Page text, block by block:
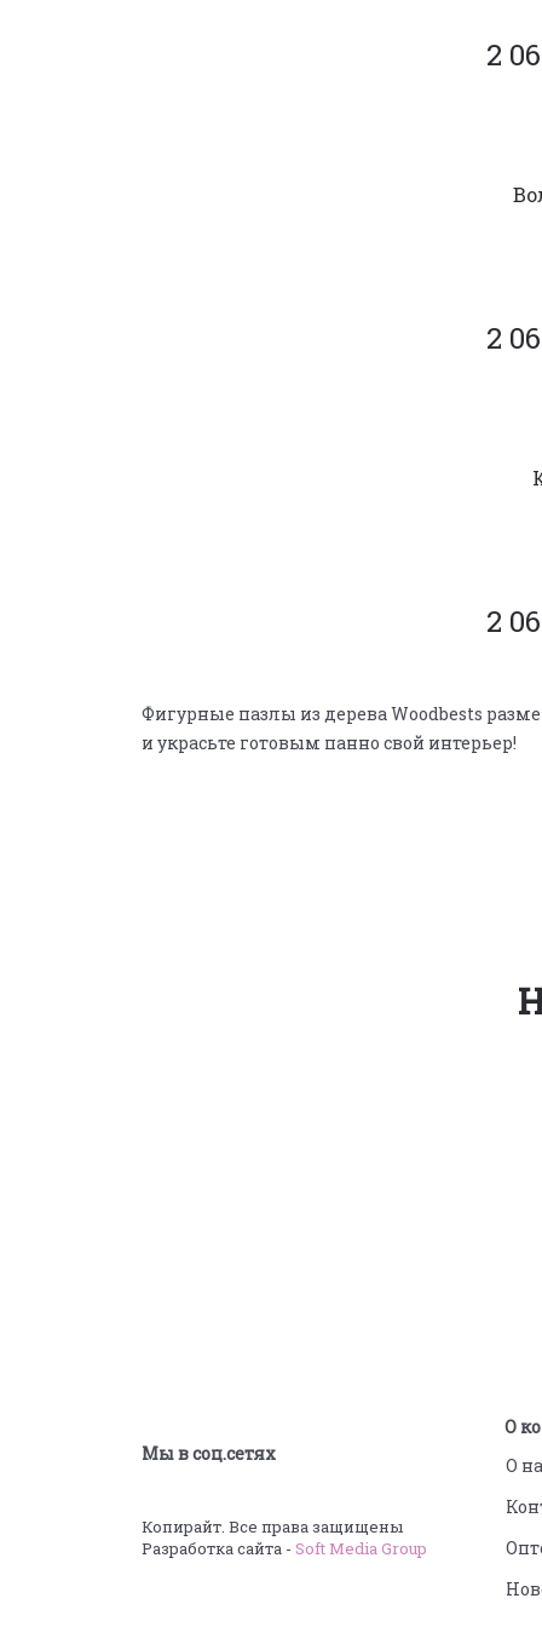
2
2
2
Фигурные пазлы из дерева Woodbests
и украсьте готовым панно свой интерьер!
Мы в соц.сетях
Копирайт. Все права защищены
Разработка сайта - Soft Media Group
О
О